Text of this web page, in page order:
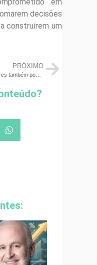
decisões
construírem um
PRÓXIMO
Menores também podem ter fundos de aposentadoria